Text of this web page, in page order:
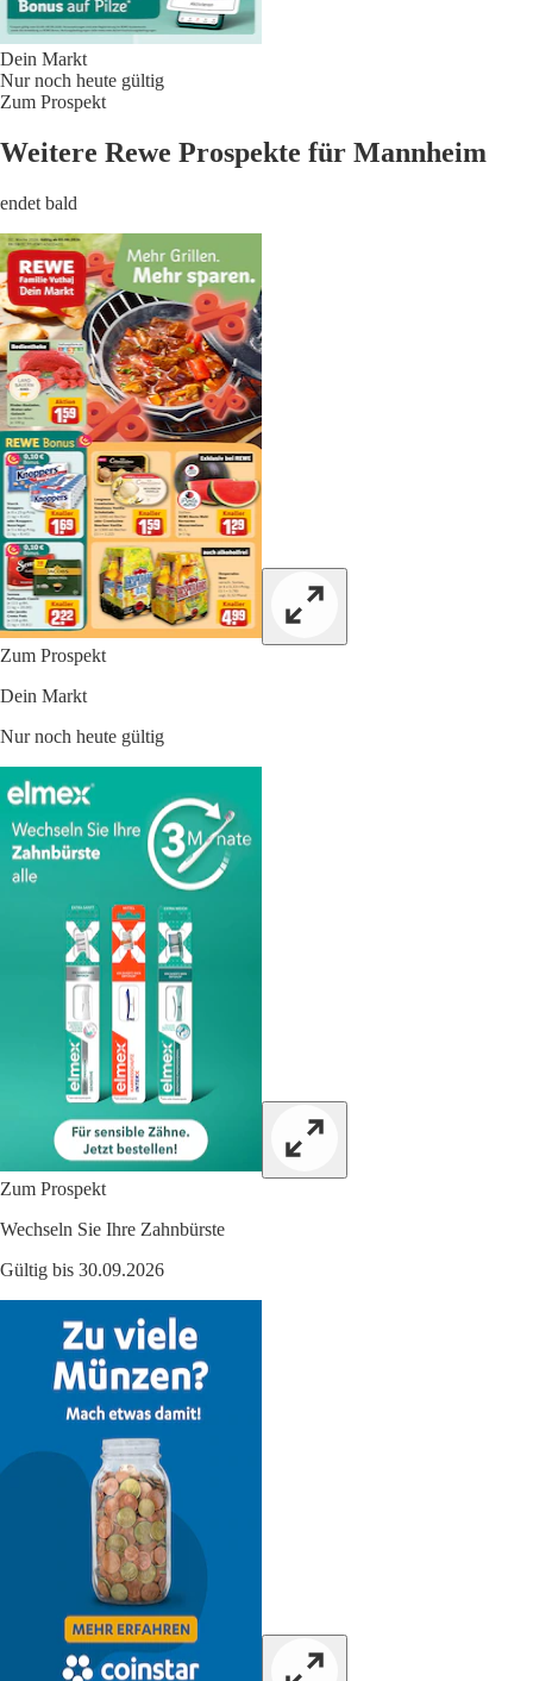
Dein Markt
Nur noch heute gültig
Zum Prospekt
Weitere Rewe Prospekte für Mannheim
endet bald
Zum Prospekt
Dein Markt
Nur noch heute gültig
Zum Prospekt
Wechseln Sie Ihre Zahnbürste
Gültig bis 30.09.2026